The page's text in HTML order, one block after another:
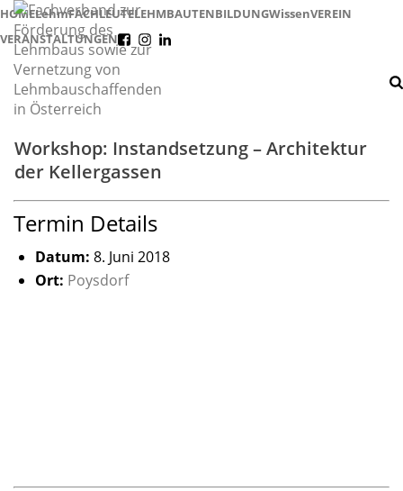
HOMELehmFACHLEUTELEHMBAUTENBILDUNGWissenVEREIN
VERANSTALTUNGEN
Workshop: Instandsetzung – Architektur
der Kellergassen
Termin Details
Datum: 8. Juni 2018
Ort: Poysdorf